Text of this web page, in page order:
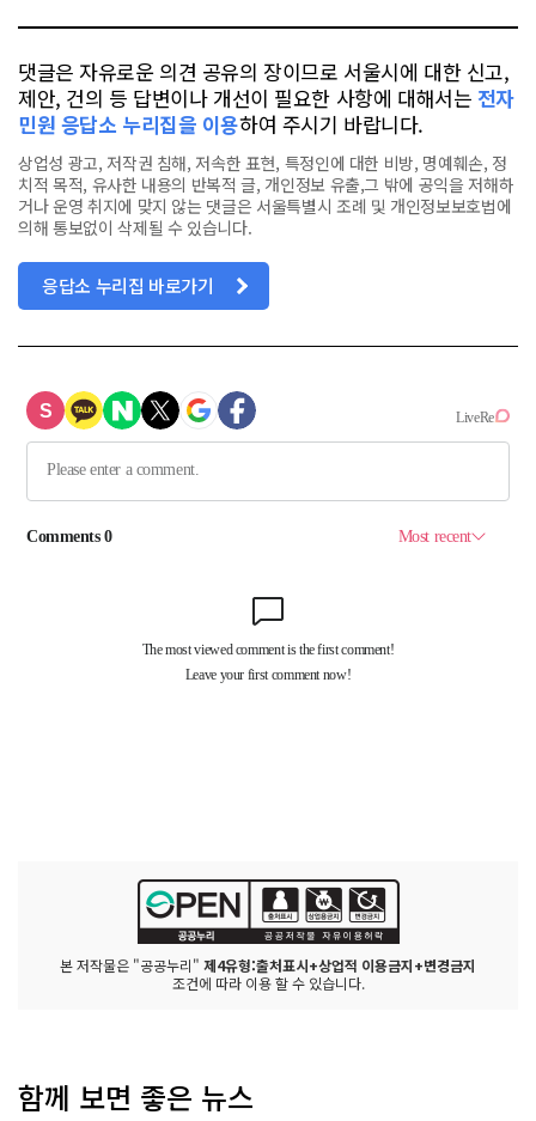
댓글은 자유로운 의견 공유의 장이므로 서울시에 대한 신고,
제안, 건의 등 답변이나 개선이 필요한 사항에 대해서는 전자
민원 응답소 누리집을 이용하여 주시기 바랍니다.
상업성 광고, 저작권 침해, 저속한 표현, 특정인에 대한 비방, 명예훼손, 정
치적 목적, 유사한 내용의 반복적 글, 개인정보 유출,그 밖에 공익을 저해하
거나 운영 취지에 맞지 않는 댓글은 서울특별시 조례 및 개인정보보호법에
의해 통보없이 삭제될 수 있습니다.
응답소 누리집 바로가기
본 저작물은 "공공누리" 제4유형:출처표시+상업적 이용금지+변경금지
조건에 따라 이용 할 수 있습니다.
함께 보면 좋은 뉴스